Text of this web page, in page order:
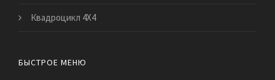
Квадроцикл 4Х4
БЫСТРОЕ МЕНЮ